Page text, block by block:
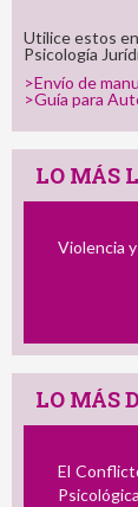
Utilice estos
Psicología
>Envío de
>Guía para
LO MÁS
Violencia
LO MÁS
El